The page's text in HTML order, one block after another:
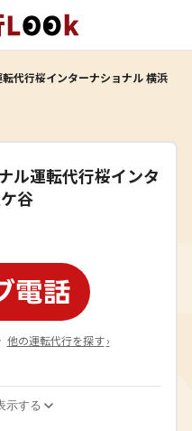
転代行桜インターナショナル 横浜
ル運転代行桜インタ
谷
他の運転代行を探す ›
示する